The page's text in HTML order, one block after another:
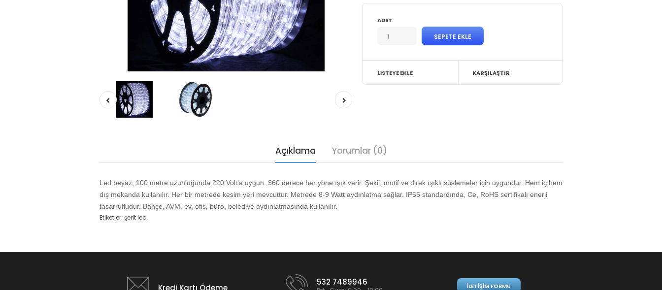
ADET
LISTEYE EKLE KARŞILAŞTIR
Açıklama Yorumlar (0)
Led beyaz , 100 metre uzunluğunda 220 Volt'a uygun. 360 derece her yöne ışık verir. Şekil, motif ve direk ışıklı süslemeler için uygundur. Hem iç hem
dış mekanda kullanılır. Her bir metrede kesim yeri mevcuttur. Metrede 8-9 Watt aydınlatma sağlar. IP65 standardında, Ce, RoHS sertifikalı enerji
tasarrufludur. Bahçe, AVM, ev, ofis, büro, belediye aydınlatmasında kullanılır.
Etiketler: şerit led
Kredi Kartı Ödeme
532 7489946 İLETIŞIM FORMU